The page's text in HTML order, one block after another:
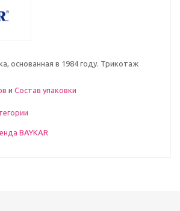
основанная в 1984 году. Трикотаж
и Состав упаковки
BAYKAR